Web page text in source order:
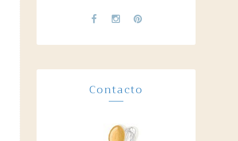
Contacto